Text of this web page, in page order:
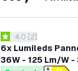
6x Lumileds
36W - 125 Lm/W
ouvrir le tiroir
4 étoiles de notation
4.0 [2]